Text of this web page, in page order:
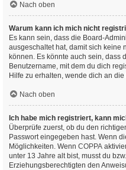
Nach oben
Warum kann ich mich nicht
Es kann sein, dass die Board-
ausgeschaltet hat, damit sich keine
können. Es könnte auch sein, dass
Benutzername, mit dem du dich
Hilfe zu erhalten, wende dich an
Nach oben
Ich habe mich registriert, kann
Überprüfe zuerst, ob du den
Passwort eingegeben hast. Wenn
Möglichkeiten. Wenn COPPA
unter 13 Jahre alt bist, musst du
Erziehungsberechtigten den